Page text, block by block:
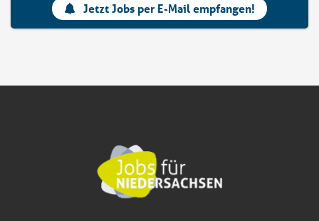
Jetzt Jobs per E-Mail empfangen!